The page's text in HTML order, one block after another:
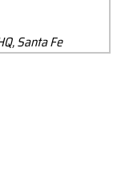
Santa Fe